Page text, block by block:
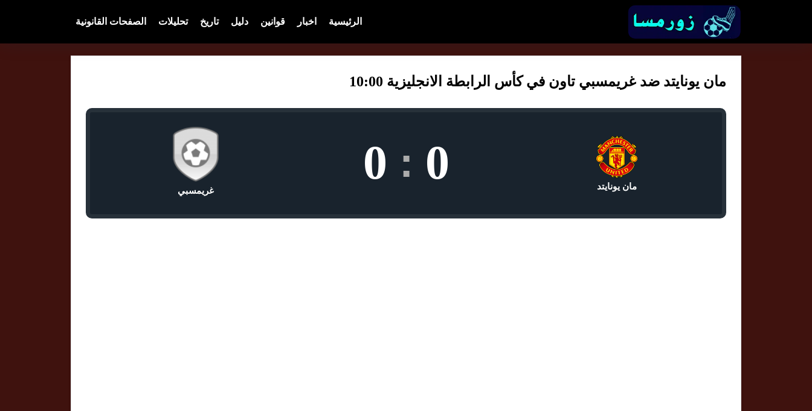
الرئيسية اخبار قوانين دليل تاريخ تحليلات الصفحات القانونية
مان يونايتد ضد غريمسبي تاون في كأس الرابطة الانجليزية 10:00
مان يونايتد 0
:
0
غريمسبي